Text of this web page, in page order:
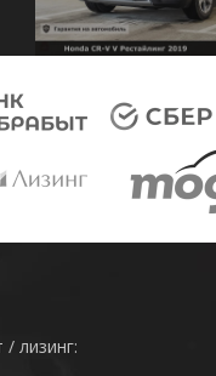
/ лизинг: